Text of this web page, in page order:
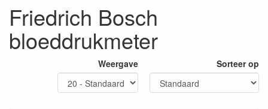
Friedrich Bosch
bloeddrukmeter
Weergave Sorteer op